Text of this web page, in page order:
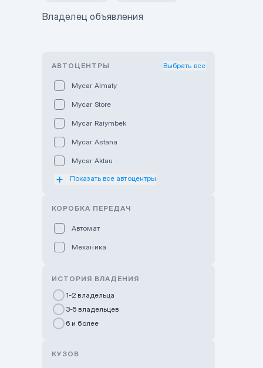
Владелец объявления
АВТОЦЕНТРЫ Выбрать все
Mycar Almaty
Mycar Store
Mycar Raiymbek
Mycar Astana
Mycar Aktau
Mycar Uralsk
GWM Nurly Zhol
Chery Astana
Показать все автоцентры
КОРОБКА ПЕРЕДАЧ
Автомат
Механика
ИСТОРИЯ ВЛАДЕНИЯ
1-2 владельца
3-5 владельцев
6 и более
КУЗОВ